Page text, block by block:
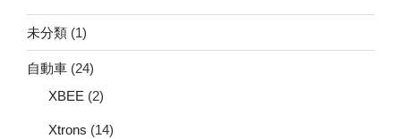
未分類 (1)
自動車 (24)
XBEE (2)
Xtrons (14)